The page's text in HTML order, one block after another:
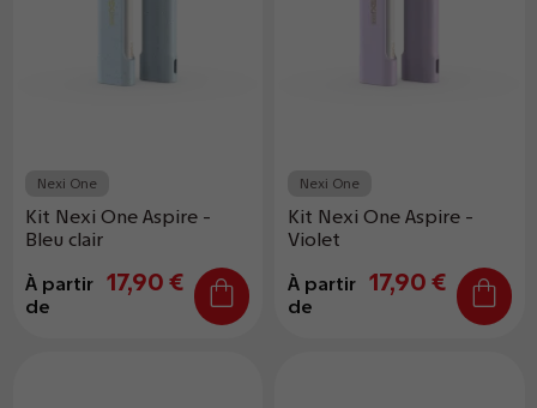
Nexi One
Kit Nexi One Aspire -
Bleu clair
À partir
de
17,90 €
Nexi One
Kit Nexi One Aspire -
Violet
À partir
de
17,90 €